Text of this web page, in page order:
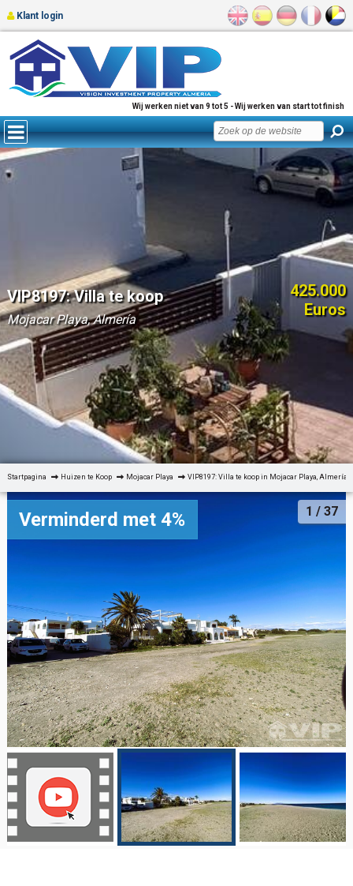
Wij werken niet van 9 tot 5 - Wij werken van start tot finish
Klant login
VIP8197: Villa te koop
Mojacar Playa, Almería
425.000
Euros
Startpagina Huizen te Koop Mojacar Playa VIP8197: Villa te koop in Mojacar Playa, Almería
Verminderd met 4% 1 / 37